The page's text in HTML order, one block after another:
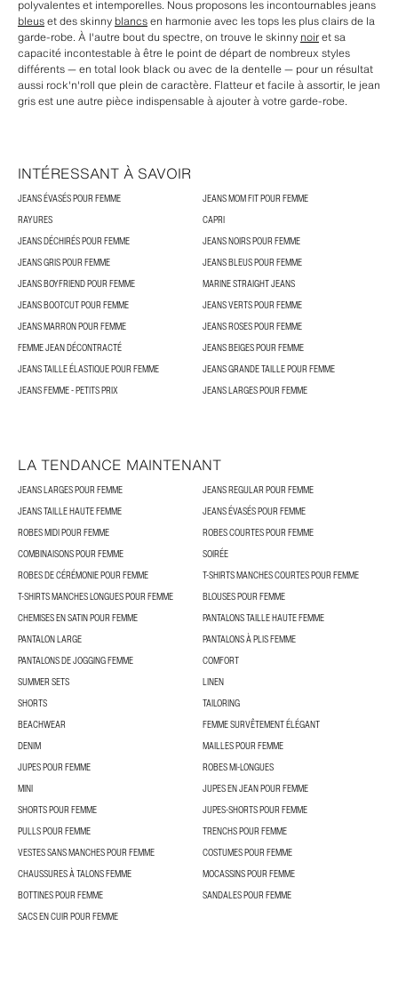
polyvalentes et intemporelles. Nous proposons les incontournables jeans
bleuset des skinny blancsen harmonie avec les tops les plus clairs de la
garde-robe. À l'autre bout du spectre, on trouve le skinny noiret sa
capacité incontestable à être le point de départ de nombreux styles
différents — en total look black ou avec de la dentelle — pour un résultat
aussi rock'n'roll que plein de caractère. Flatteur et facile à assortir, le jean
gris est une autre pièce indispensable à ajouter à votre garde-robe.
INTÉRESSANT À SAVOIR
JEANS ÉVASÉS POUR FEMME
JEANS MOM FIT POUR FEMME
RAYURES
CAPRI
JEANS DÉCHIRÉS POUR FEMME
JEANS NOIRS POUR FEMME
JEANS GRIS POUR FEMME
JEANS BLEUS POUR FEMME
JEANS BOYFRIEND POUR FEMME
MARINE STRAIGHT JEANS
JEANS BOOTCUT POUR FEMME
JEANS VERTS POUR FEMME
JEANS MARRON POUR FEMME
JEANS ROSES POUR FEMME
FEMME JEAN DÉCONTRACTÉ
JEANS BEIGES POUR FEMME
JEANS TAILLE ÉLASTIQUE POUR FEMME
JEANS GRANDE TAILLE POUR FEMME
JEANS FEMME - PETITS PRIX
JEANS LARGES POUR FEMME
LA TENDANCE MAINTENANT
JEANS LARGES POUR FEMME
JEANS REGULAR POUR FEMME
JEANS TAILLE HAUTE FEMME
JEANS ÉVASÉS POUR FEMME
ROBES MIDI POUR FEMME
ROBES COURTES POUR FEMME
COMBINAISONS POUR FEMME
SOIRÉE
ROBES DE CÉRÉMONIE POUR FEMME
T-SHIRTS MANCHES COURTES POUR FEMME
T-SHIRTS MANCHES LONGUES POUR FEMME
BLOUSES POUR FEMME
CHEMISES EN SATIN POUR FEMME
PANTALONS TAILLE HAUTE FEMME
PANTALON LARGE
PANTALONS À PLIS FEMME
PANTALONS DE JOGGING FEMME
COMFORT
SUMMER SETS
LINEN
SHORTS
TAILORING
BEACHWEAR
FEMME SURVÊTEMENT ÉLÉGANT
DENIM
MAILLES POUR FEMME
JUPES POUR FEMME
ROBES MI-LONGUES
MINI
JUPES EN JEAN POUR FEMME
SHORTS POUR FEMME
JUPES-SHORTS POUR FEMME
PULLS POUR FEMME
TRENCHS POUR FEMME
VESTES SANS MANCHES POUR FEMME
COSTUMES POUR FEMME
CHAUSSURES À TALONS FEMME
MOCASSINS POUR FEMME
BOTTINES POUR FEMME
SANDALES POUR FEMME
SACS EN CUIR POUR FEMME